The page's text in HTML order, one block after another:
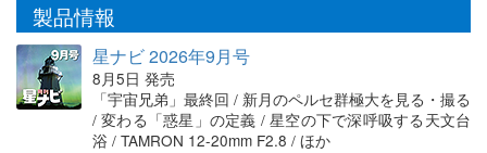
製品情報
星ナビ 2026年9月号
8月5日 発売
「宇宙兄弟」最終回 / 新月のペルセ群極大を見る・撮る
/ 変わる「惑星」の定義 / 星空の下で深呼吸する天文台
浴 / TAMRON 12-20mm F2.8 / ほか